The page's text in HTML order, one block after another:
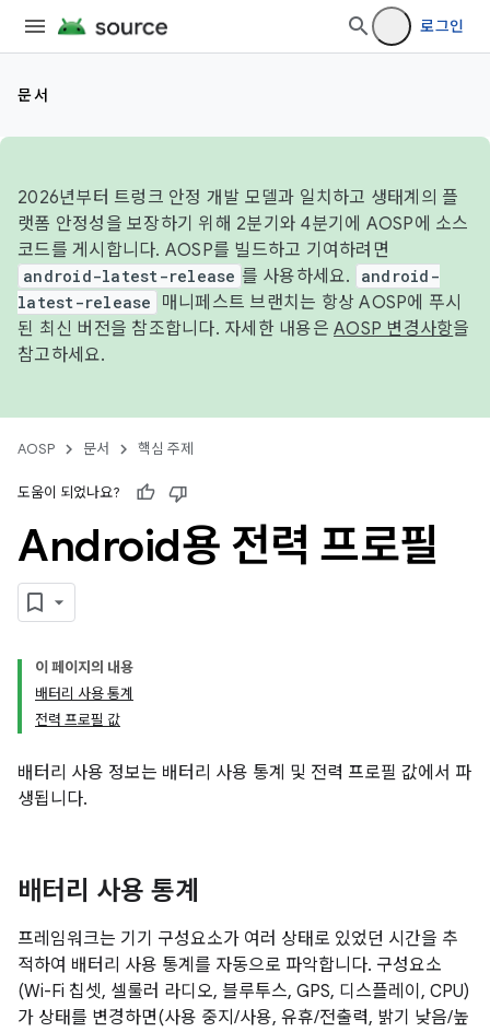
로그인
문서
2026년부터 트렁크 안정 개발 모델과 일치하고 생태계의 플
랫폼 안정성을 보장하기 위해 2분기와 4분기에 AOSP에 소스
코드를 게시합니다. AOSP를 빌드하고 기여하려면
android-latest-release 를 사용하세요.
android-
latest-release
매니페스트 브랜치는 항상 AOSP에 푸시
된 최신 버전을 참조합니다. 자세한 내용은 AOSP 변경사항을
참고하세요.
AOSP 문서 핵심 주제
도움이 되었나요?
Android용 전력 프로필
이 페이지의 내용
배터리 사용 통계
전력 프로필 값
배터리 사용 정보는 배터리 사용 통계 및 전력 프로필 값에서 파
생됩니다.
배터리 사용 통계
프레임워크는 기기 구성요소가 여러 상태로 있었던 시간을 추
적하여 배터리 사용 통계를 자동으로 파악합니다. 구성요소
(Wi-Fi 칩셋, 셀룰러 라디오, 블루투스, GPS, 디스플레이, CPU)
가 상태를 변경하면(사용 중지/사용, 유휴/전출력, 밝기 낮음/높